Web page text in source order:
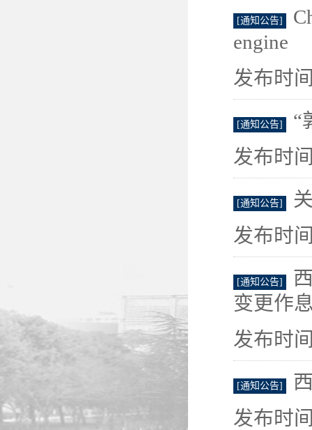
[通知公告]
engine
发布时
[通知公告]
“
发布时
[通知公告]
发布时
[通知公告]
变更作
发布时
[通知公告]
发布时